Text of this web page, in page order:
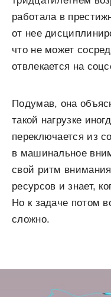
работала в
от нее
что не может
отвлекается на
Подумав, она
такой нагрузке
переключается из
в машинальное
свой ритм
ресурсов и знает,
Но к задаче потом
сложно.